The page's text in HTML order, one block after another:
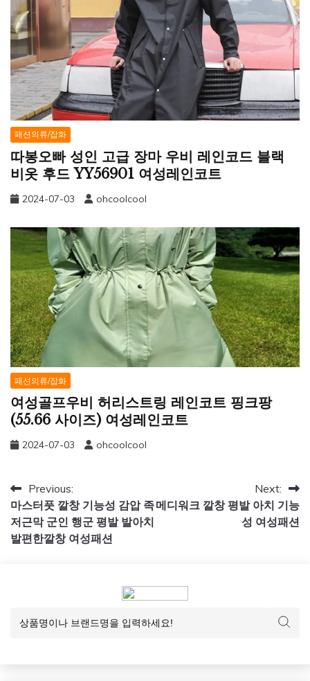
패션의류/잡화
따봉오빠 성인 고급 장마 우비 레인코드 블랙
비옷 후드 YY56901 여성레인코트
2024-07-03 ohcoolcool
패션의류/잡화
여성골프우비 허리스트링 레인코트 핑크팡
(55.66 사이즈) 여성레인코트
2024-07-03 ohcoolcool
글
탐
색
Previous:
마스터풋 깔창 기능성 감압 족
저근막 군인 행군 평발 발아치
발편한깔창 여성패션
Next:
메디워크 깔창 평발 아치 기능
성 여성패션